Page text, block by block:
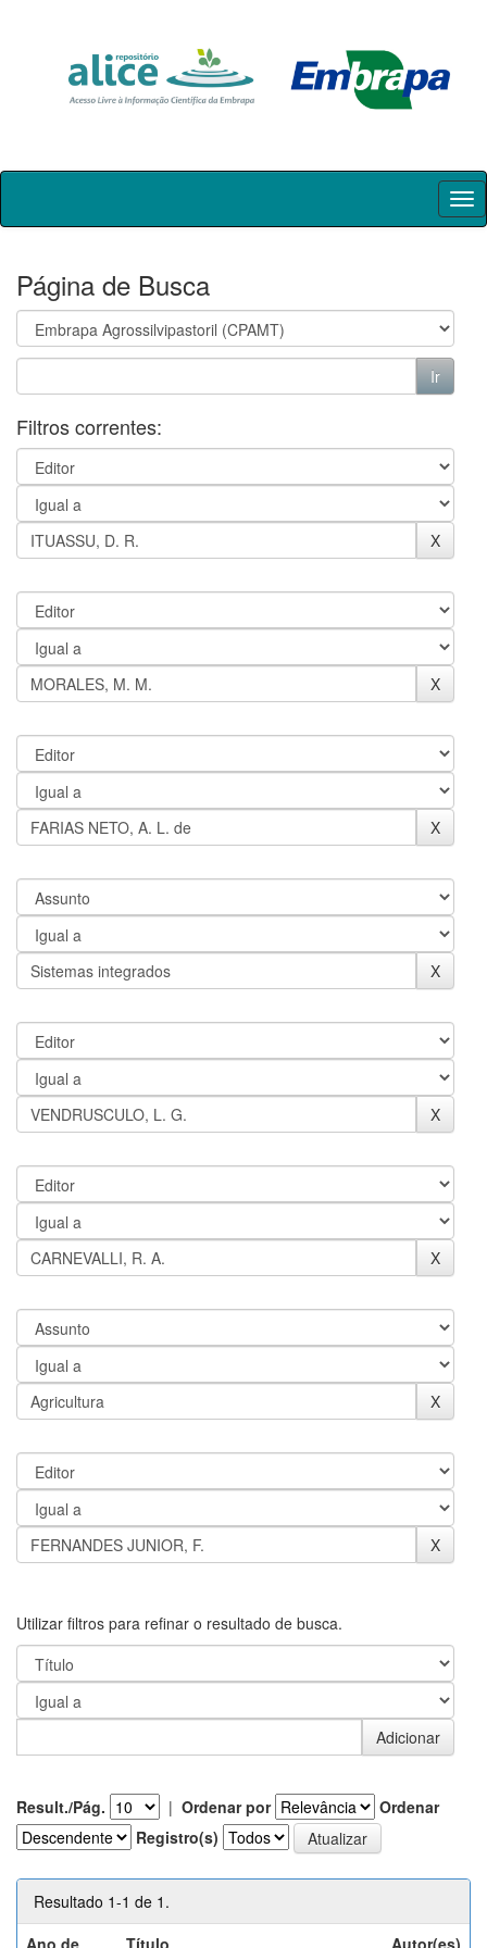
Skip
Página de Busca
Filtros correntes:
Utilizar filtros para refinar o resultado de busca.
Result./Pág. | Ordenar por
Ordenar
Registro(s)
Resultado 1-1 de 1.
Ano de
Título Autor(es)